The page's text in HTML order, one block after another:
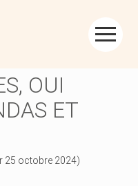
OUI
ET
25 octobre 2024)